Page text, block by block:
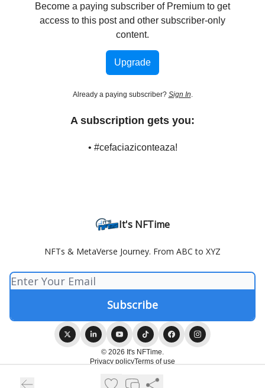
Become a paying subscriber of Premium to get
access to this post and other subscriber-only
content.
Upgrade
Already a paying subscriber? Sign In.
A subscription gets you:
• #cefaciaziconteaza!
It's NFTime
NFTs & MetaVerse Journey. From ABC to XYZ
© 2026 It's NFTime.
Privacy policyTerms of use
Powered by beehiiv